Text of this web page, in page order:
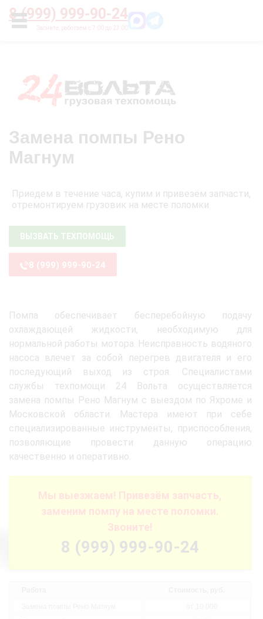
8 (999) 999-90-24
УСЛУГИ
Главная О нас Цены
Замена помпы Рено
Магнум
Приедем в течение часа, купим и привезём запчасти,
отремонтируем грузовик на месте поломки
ВЫЗВАТЬ ТЕХПОМОЩЬ
8 (999) 999-90-24
Помпа обеспечивает бесперебойную подачу
охлаждающей жидкости, необходимую для
нормальной работы мотора. Неисправность водяного
насоса влечет за собой перегрев двигателя и его
последующий выход из строя. Специалистами
службы техпомощи 24 Вольта осуществляется
замена помпы Рено Магнум с выездом по Яхроме и
Московской области. Мастера имеют при себе
специализированные инструменты, приспособления,
позволяющие провести данную операцию
качественно и оперативно.
Мы выезжаем! Привезём запчасть,
заменим помпу на месте поломки.
Звоните!
8 (999) 999-90-24